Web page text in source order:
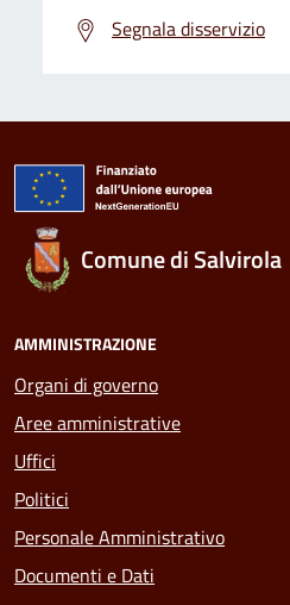
Segnala disservizio
Comune di Salvirola
AMMINISTRAZIONE
Organi di governo
Aree amministrative
Uffici
Politici
Personale Amministrativo
Documenti e Dati